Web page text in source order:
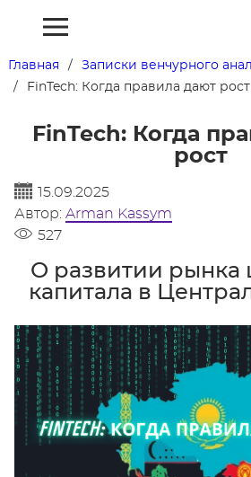
Главная
Записки венчурного
FinTech: Когда правила дают рост
FinTech: Когда
рост
15.09.2025
Автор: Arman Kassym
527
О развитии рынка
капитала в